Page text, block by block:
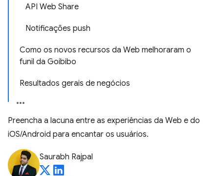
API Web Share
Notificações push
Como os novos recursos da Web melhoraram o
funil da Goibibo
Resultados gerais de negócios
Preencha a lacuna entre as experiências da Web e do
iOS/Android para encantar os usuários.
Saurabh Rajpal